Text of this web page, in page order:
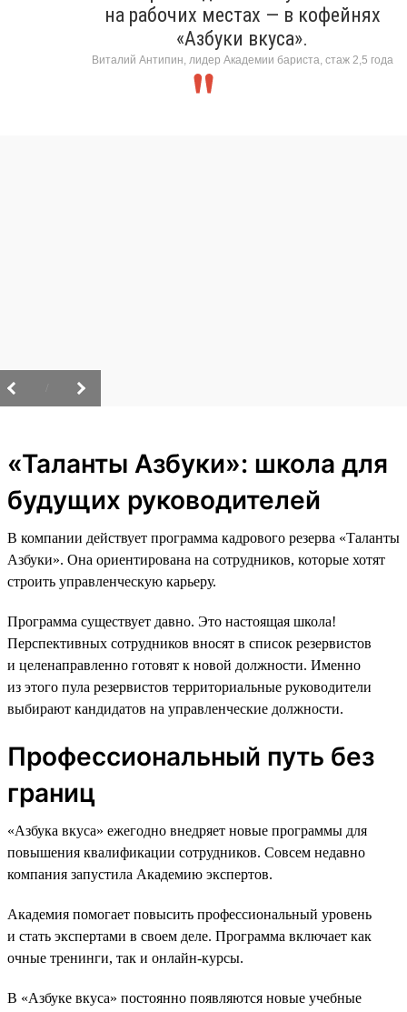
на рабочих местах — в кофейнях
«Азбуки вкуса».
Виталий Антипин, лидер Академии бариста, стаж 2,5 года
«Таланты Азбуки»: школа для
будущих руководителей
В компании действует программа кадрового резерва «Таланты
Азбуки». Она ориентирована на сотрудников, которые хотят
строить управленческую карьеру.
Программа существует давно. Это настоящая школа!
Перспективных сотрудников вносят в список резервистов
и целенаправленно готовят к новой должности. Именно
из этого пула резервистов территориальные руководители
выбирают кандидатов на управленческие должности.
Профессиональный путь без
границ
«Азбука вкуса» ежегодно внедряет новые программы для
повышения квалификации сотрудников. Совсем недавно
компания запустила Академию экспертов.
Академия помогает повысить профессиональный уровень
и стать экспертами в своем деле. Программа включает как
очные тренинги, так и онлайн-курсы.
В «Азбуке вкуса» постоянно появляются новые учебные